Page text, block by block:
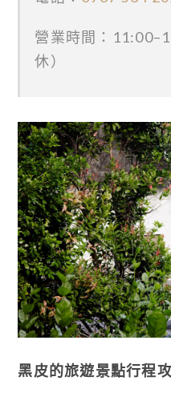
營業時間：
休）
黑皮的旅遊景點行程